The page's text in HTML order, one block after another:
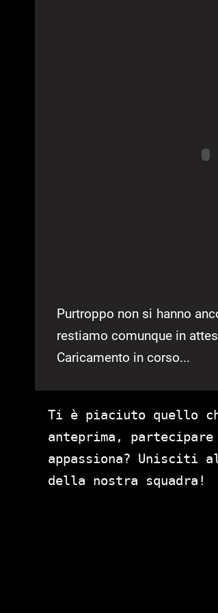
Purtroppo non si hanno
restiamo comunque in
Caricamento in corso...
Ti è piaciuto quello
anteprima,
appassiona? Unisciti
della nostra squadra!